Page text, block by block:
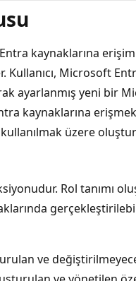
kaynaklarına erişim
Microsoft
ayarlanmış yeni bir
kaynaklarına erişmek
üzere
Rol tanımı
ve